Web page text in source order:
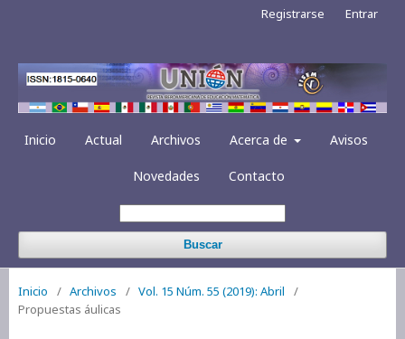
Inicio Actual Archivos Acerca de Avisos
Novedades Contacto
Buscar
Registrarse Entrar
Inicio / Archivos / Vol. 15 Núm. 55 (2019): Abril
/
Propuestas áulicas